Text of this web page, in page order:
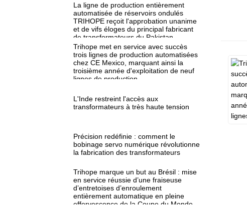
La ligne de production entièrement
automatisée de réservoirs ondulés
TRIHOPE reçoit l'approbation unanime
et de vifs éloges du principal fabricant
de transformateurs du Pakistan.
Trihope met en service avec succès
trois lignes de production automatisées
chez CE Mexico, marquant ainsi la
troisième année d'exploitation de neuf
lignes de production.
L'Inde restreint l'accès aux
transformateurs à très haute tension
Précision redéfinie : comment le
bobinage servo numérique révolutionne
la fabrication des transformateurs
Trihope marque un but au Brésil : mise
en service réussie d’une fraiseuse
d’entretoises d’enroulement
entièrement automatique en pleine
effervescence de la Coupe du Monde